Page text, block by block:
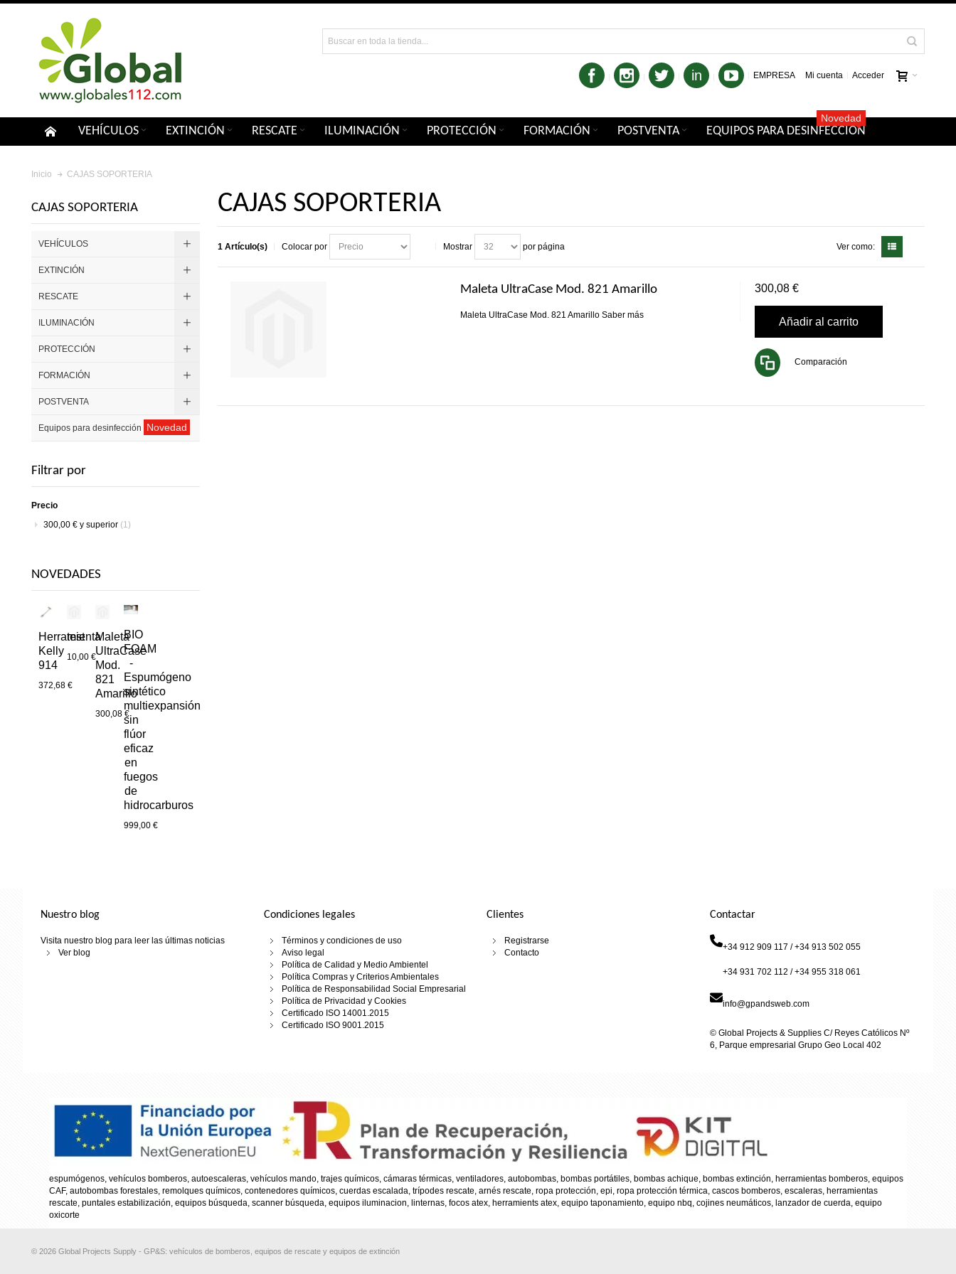
Mi cuenta Acceder
in EMPRESA
VEHÍCULOS EXTINCIÓN RESCATE ILUMINACIÓN PROTECCIÓN FORMACIÓN POSTVENTA EQUIPOS PARA DESINFECCIÓN
Novedad
Inicio CAJAS SOPORTERIA
CAJAS SOPORTERIA
1 Artículo(s) Colocar por Mostrar por página Ver como:
Maleta UltraCase Mod. 821 Amarillo
Maleta UltraCase Mod. 821 Amarillo Saber más
300,08 €
Añadir al carrito
Comparación
CAJAS SOPORTERIA
VEHÍCULOS
EXTINCIÓN
RESCATE
ILUMINACIÓN
PROTECCIÓN
FORMACIÓN
POSTVENTA
Equipos para desinfección Novedad
Filtrar por
Precio
300,00 € y superior (1)
NOVEDADES
Herramienta
Kelly
914
372,68 €
test
10,00 €
Maleta
UltraCase
Mod.
821
Amarillo
300,08 €
BIO
FOAM
-
Espumógeno
sintético
multiexpansión
sin
flúor
eficaz
en
fuegos
de
hidrocarburos
999,00 €
Nuestro blog
Visita nuestro blog para leer las últimas noticias
Ver blog
Condiciones legales
Términos y condiciones de uso
Aviso legal
Política de Calidad y Medio Ambientel
Política Compras y Criterios Ambientales
Política de Responsabilidad Social Empresarial
Política de Privacidad y Cookies
Certificado ISO 14001.2015
Certificado ISO 9001.2015
Clientes
Registrarse
Contacto
Contactar
+34 912 909 117 / +34 913 502 055
+34 931 702 112 / +34 955 318 061
info@gpandsweb.com
© Global Projects & Supplies C/ Reyes Católicos Nº
6, Parque empresarial Grupo Geo Local 402
espumógenos, vehículos bomberos, autoescaleras, vehículos mando, trajes químicos, cámaras térmicas, ventiladores, autobombas, bombas portátiles, bombas achique, bombas extinción, herramientas bomberos, equipos
CAF, autobombas forestales, remolques químicos, contenedores químicos, cuerdas escalada, trípodes rescate, arnés rescate, ropa protección, epi, ropa protección térmica, cascos bomberos, escaleras, herramientas
rescate, puntales estabilización, equipos búsqueda, scanner búsqueda, equipos iluminacion, linternas, focos atex, herramients atex, equipo taponamiento, equipo nbq, cojines neumáticos, lanzador de cuerda, equipo
oxicorte
© 2026 Global Projects Supply - GP&S: vehículos de bomberos, equipos de rescate y equipos de extinción